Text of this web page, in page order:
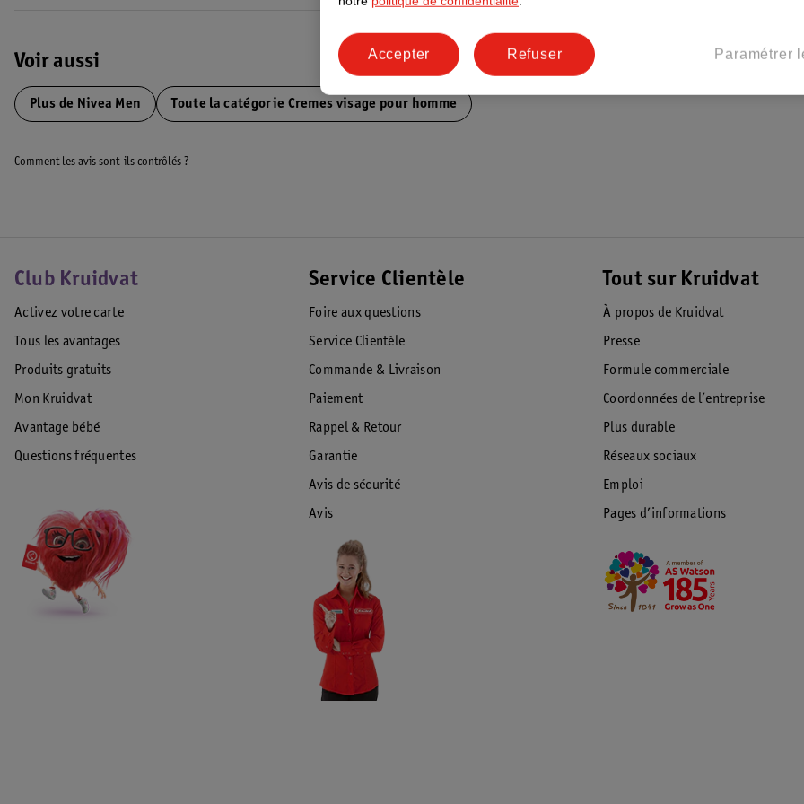
Comment utiliser la Crème Visage Sensitive NIVEA ?
Utilisez cette crème quotidiennement après le rasage pour une apparence lisse et soignée.
*Test instrumental sur 51 hommes.
Code EAN :4005900744562,4005900744159
Voir aussi
Plus de Nivea Men Toute la catégorie Cremes visage pour homme
Comment les avis sont-ils contrôlés ?
Club Kruidvat
Activez votre carte
Tous les avantages
Produits gratuits
Mon Kruidvat
Avantage bébé
Questions fréquentes
Service Clientèle
Foire aux questions
Service Clientèle
Commande & Livraison
Paiement
Rappel & Retour
Garantie
Avis de sécurité
Avis
Tout sur Kruidvat
À propos de Kruidvat
Presse
Formule commerciale
Coordonnées de l’entreprise
Plus durable
Réseaux sociaux
Emploi
Pages d’informations
Paramétrer
Refuser
Accepter